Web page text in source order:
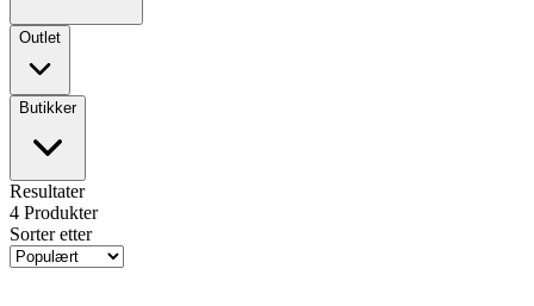
Outlet
Butikker
Resultater
4 Produkter
Sorter etter